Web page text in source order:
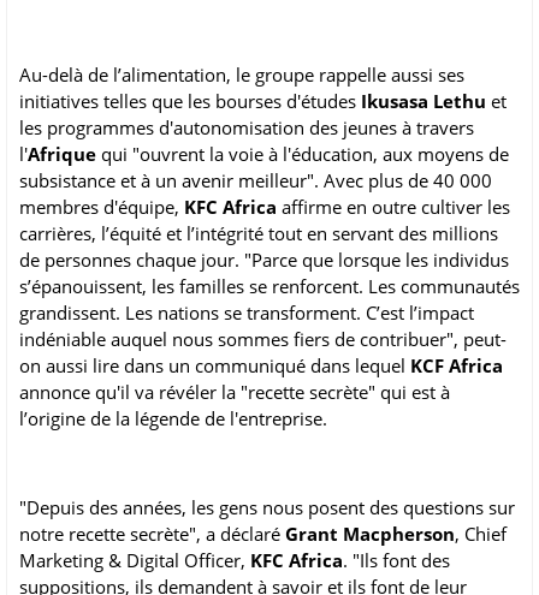
Au-delà de l’alimentation, le groupe rappelle aussi ses
initiatives telles que les bourses d'études Ikusasa Lethu et
les programmes d'autonomisation des jeunes à travers
l'Afrique qui "ouvrent la voie à l'éducation, aux moyens de
subsistance et à un avenir meilleur". Avec plus de 40 000
membres d'équipe, KFC Africa affirme en outre cultiver les
carrières, l’équité et l’intégrité tout en servant des millions
de personnes chaque jour. "Parce que lorsque les individus
s’épanouissent, les familles se renforcent. Les communautés
grandissent. Les nations se transforment. C’est l’impact
indéniable auquel nous sommes fiers de contribuer", peut-
on aussi lire dans un communiqué dans lequel KCF Africa
annonce qu'il va révéler la "recette secrète" qui est à
l’origine de la légende de l'entreprise.
"Depuis des années, les gens nous posent des questions sur
notre recette secrète", a déclaré Grant Macpherson, Chief
Marketing & Digital Officer, KFC Africa. "Ils font des
suppositions, ils demandent à savoir et ils font de leur